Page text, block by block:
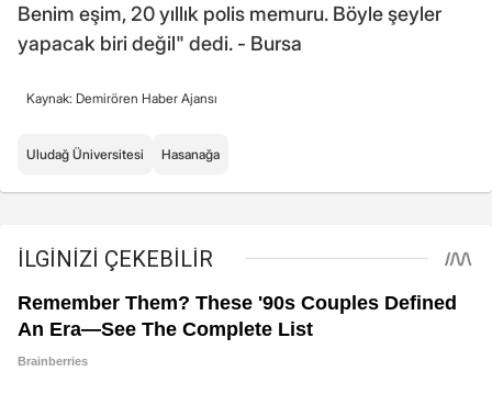
Benim eşim, 20 yıllık polis memuru. Böyle şeyler
yapacak biri değil" dedi. - Bursa
Kaynak: Demirören Haber Ajansı
Uludağ Üniversitesi Hasanağa